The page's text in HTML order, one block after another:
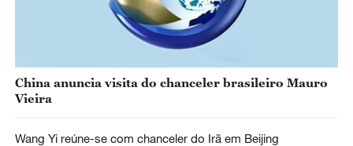
China anuncia visita do chanceler brasileiro Mauro
Vieira
Wang Yi reúne-se com chanceler do Irã em Beijing